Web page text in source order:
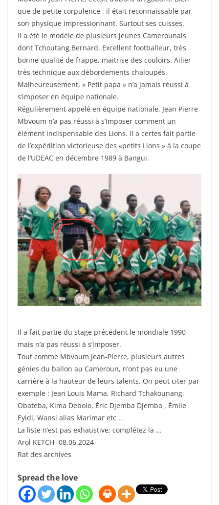
que de petite corpulence , il était reconnaissable par
son physique impressionnant. Surtout ses cuisses.
Il a été le modèle de plusieurs jeunes Camerounais
dont Tchoutang Bernard. Excellent footballeur, très
bonne qualité de frappe, maitrise des couloirs. Ailier
très technique aux débordements chaloupés.
Malheureusement, « Petit papa » n’a jamais réussi à
s’imposer en équipe nationale.
Régulièrement appelé en équipe nationale, Jean Pierre
Mbvoum n’a pas réussi à s’imposer comment un
élément indispensable des Lions. Il a certes fait partie
de l’expédition victorieuse des «petits Lions » à la coupe
de l’UDEAC en décembre 1989 à Bangui.
Il a fait partie du stage précédent le mondiale 1990
mais n’a pas réussi à s’imposer.
Tout comme Mbvoum Jean-Pierre, plusieurs autres
génies du ballon au Cameroun, n’ont pas eu une
carrière à la hauteur de leurs talents. On peut citer par
exemple : Jean Louis Mama, Richard Tchakounang,
Obateba, Kima Debolo, Éric Djemba Djemba , Émile
Eyidi, Wansi alias Marimar etc ..
La liste n’est pas exhaustive; complétez la …
Arol KETCH -08.06.2024
Rat des archives
Spread the love